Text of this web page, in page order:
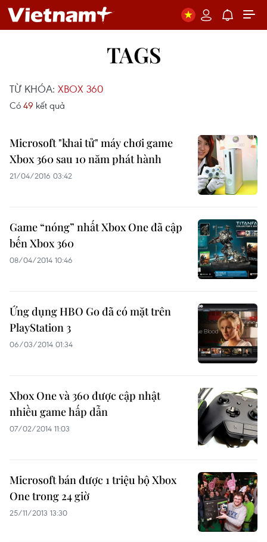
TAGS
TỪ KHÓA: XBOX 360
Có 49 kết quả
Microsoft "khai tử" máy chơi game
Xbox 360 sau 10 năm phát hành
21/04/2016 03:42
Game “nóng” nhất Xbox One đã cập
bến Xbox 360
08/04/2014 10:46
Ứng dụng HBO Go đã có mặt trên
PlayStation 3
06/03/2014 01:34
Xbox One và 360 được cập nhật
nhiều game hấp dẫn
07/02/2014 11:03
Microsoft bán được 1 triệu bộ Xbox
One trong 24 giờ
25/11/2013 13:30